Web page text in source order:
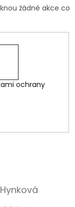
žádné akce co
ochrany